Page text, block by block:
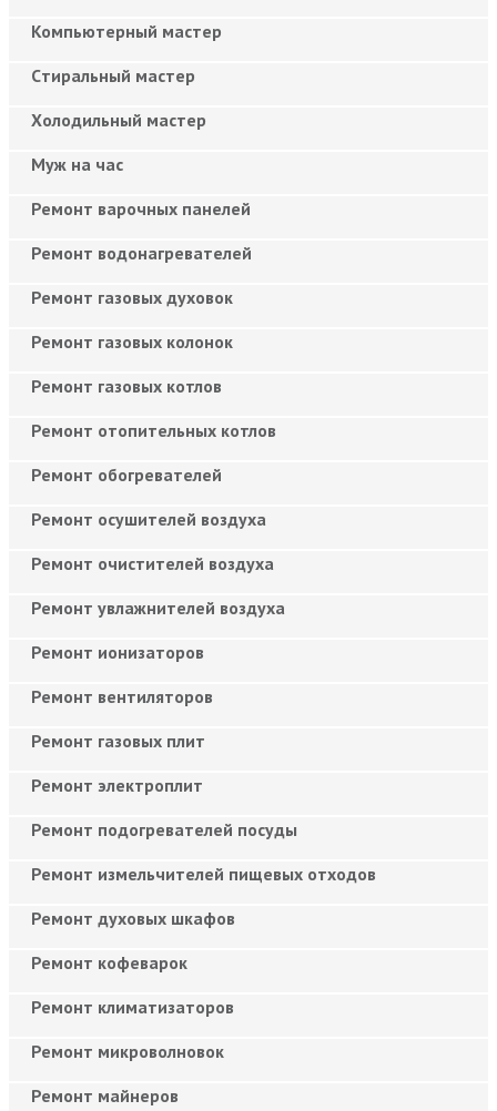
Компьютерный мастер
Cтиральный мастер
Холодильный мастер
Муж на час
Ремонт варочных панелей
Ремонт водонагревателей
Ремонт газовых духовок
Ремонт газовых колонок
Ремонт газовых котлов
Ремонт отопительных котлов
Ремонт обогревателей
Ремонт осушителей воздуха
Ремонт очистителей воздуха
Ремонт увлажнителей воздуха
Ремонт ионизаторов
Ремонт вентиляторов
Ремонт газовых плит
Ремонт электроплит
Ремонт подогревателей посуды
Ремонт измельчителей пищевых отходов
Ремонт духовых шкафов
Ремонт кофеварок
Ремонт климатизаторов
Ремонт микроволновок
Ремонт майнеров